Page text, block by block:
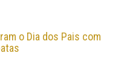
o Dia dos Pais com